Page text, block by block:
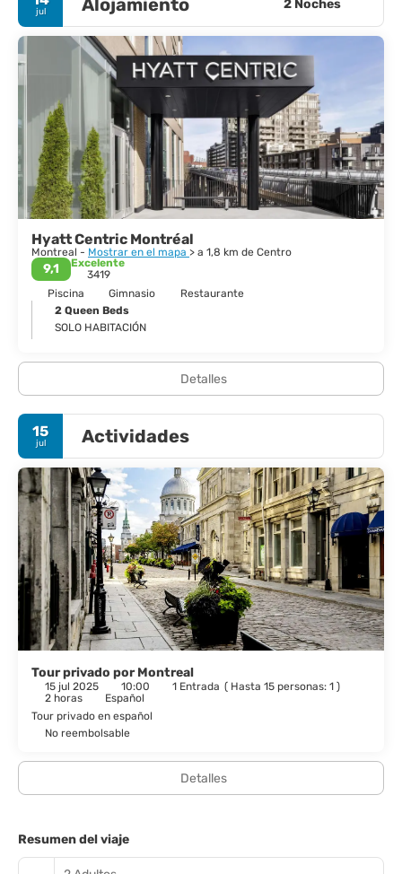
jul 2 Noches
Hyatt Centric Montréal
Montreal - Mostrar en el mapa > a 1,8 km de Centro
9,1
Excelente
3419
Piscina
Gimnasio
Restaurante
2 Queen Beds
SOLO HABITACIÓN
Detalles
15
jul Actividades
Tour privado por Montreal
15 jul 2025 10:00 1 Entrada ( Hasta 15 personas: 1 )
2 horas
Español
Tour privado en español
No reembolsable
Detalles
Resumen del viaje